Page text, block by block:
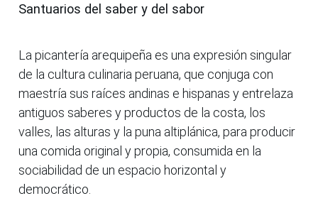
Santuarios del saber y del sabor
La picantería arequipeña es una expresión singular
de la cultura culinaria peruana, que conjuga con
maestría sus raíces andinas e hispanas y entrelaza
antiguos saberes y productos de la costa, los
valles, las alturas y la puna altiplánica, para producir
una comida original y propia, consumida en la
sociabilidad de un espacio horizontal y
democrático.